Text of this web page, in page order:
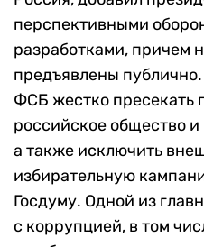
перспективными
разработками, причем
предъявлены
ФСБ жестко пресекать
российское общество
а также исключить
избирательную
Госдуму. Одной из
с коррупцией, в том